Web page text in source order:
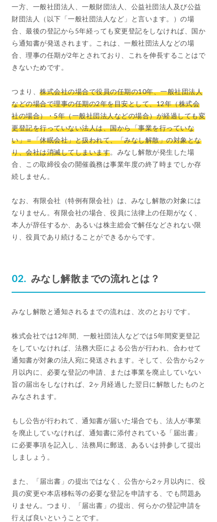
一方、一般社団法人、一般財団法人、公益社団法人及び公益
財団法人（以下「一般社団法人など」と言います。）の場
合、最後の登記から5年経っても変更登記をしなければ、国か
ら通知書が発送されます。これは、一般社団法人などの場
合、理事の任期が2年とされており、これを伸長することはで
きないためです。
つまり、 株式会社の場合で役員の任期の10年、一般社団法人
などの場合で理事の任期の2年を目安として、12年（株式会
社の場合）・5年（一般社団法人などの場合）が経過しても変
更登記を行っていない法人は、国から「事業を行っていな
い」＝「休眠会社」と扱われて、「みなし解散」の対象とな
り、会社は消滅してしまいます。みなし解散が発生した場
合、この取締役会の開催義務は事業年度の終了時までしか存
続しません。
なお、有限会社（特例有限会社）は、みなし解散の対象には
なりません。有限会社の場合、役員に法律上の任期がなく、
本人が辞任するか、あるいは株主総会で解任などされない限
り、役員であり続けることができるからです。
みなし解散までの流れとは？
みなし解散と通知されるまでの流れは、次のとおりです。
株式会社では12年間、一般社団法人などでは5年間変更登記
をしていなければ、法務大臣による公告が行われ、合わせて
通知書が対象の法人宛に発送されます。そして、公告から2ヶ
月以内に、必要な登記の申請、または事業を廃止していない
旨の届出をしなければ、2ヶ月経過した翌日に解散したものと
みなされます。
もし公告が行われて、通知書が届いた場合でも、法人が事業
を廃止していなければ、通知書に添付されている「届出書」
に必要事項を記入し、法務局に郵送、あるいは持参して提出
しましょう。
また、「届出書」の提出ではなく、公告から2ヶ月以内に、役
員の変更や本店移転等の必要な登記を申請する、でも問題あ
りません。つまり、「届出書」の提出、何らかの登記申請を
行えば良いということです。